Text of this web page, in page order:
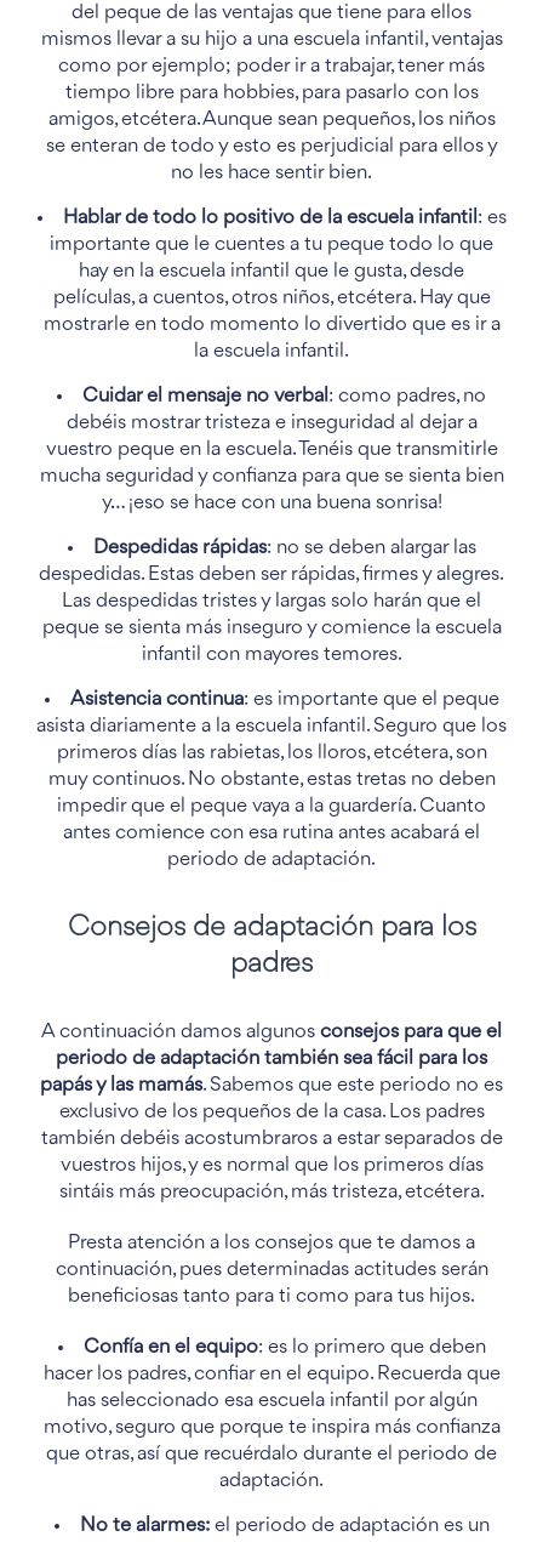
del peque de las ventajas que tiene para ellos
mismos llevar a su hijo a una escuela infantil, ventajas
como por ejemplo; poder ir a trabajar, tener más
tiempo libre para hobbies, para pasarlo con los
amigos, etcétera. Aunque sean pequeños, los niños
se enteran de todo y esto es perjudicial para ellos y
no les hace sentir bien.
Hablar de todo lo positivo de la escuela infantil: es
importante que le cuentes a tu peque todo lo que
hay en la escuela infantil que le gusta, desde
películas, a cuentos, otros niños, etcétera. Hay que
mostrarle en todo momento lo divertido que es ir a
la escuela infantil.
Cuidar el mensaje no verbal: como padres, no
debéis mostrar tristeza e inseguridad al dejar a
vuestro peque en la escuela. Tenéis que transmitirle
mucha seguridad y confianza para que se sienta bien
y… ¡eso se hace con una buena sonrisa!
Despedidas rápidas: no se deben alargar las
despedidas. Estas deben ser rápidas, firmes y alegres.
Las despedidas tristes y largas solo harán que el
peque se sienta más inseguro y comience la escuela
infantil con mayores temores.
Asistencia continua: es importante que el peque
asista diariamente a la escuela infantil. Seguro que los
primeros días las rabietas, los lloros, etcétera, son
muy continuos. No obstante, estas tretas no deben
impedir que el peque vaya a la guardería. Cuanto
antes comience con esa rutina antes acabará el
periodo de adaptación.
Consejos de adaptación para los
padres
A continuación damos algunos consejos para que el
periodo de adaptación también sea fácil para los
papás y las mamás. Sabemos que este periodo no es
exclusivo de los pequeños de la casa. Los padres
también debéis acostumbraros a estar separados de
vuestros hijos, y es normal que los primeros días
sintáis más preocupación, más tristeza, etcétera.
Presta atención a los consejos que te damos a
continuación, pues determinadas actitudes serán
beneficiosas tanto para ti como para tus hijos.
Confía en el equipo: es lo primero que deben
hacer los padres, confiar en el equipo. Recuerda que
has seleccionado esa escuela infantil por algún
motivo, seguro que porque te inspira más confianza
que otras, así que recuérdalo durante el periodo de
adaptación.
No te alarmes: el periodo de adaptación es un